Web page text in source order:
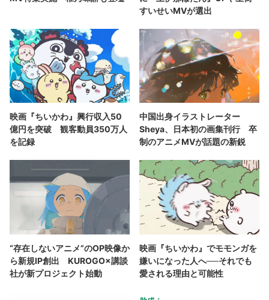
すいせいMVが選出
映画『ちいかわ』興行収入50
億円を突破 観客動員350万人
を記録
中国出身イラストレーター
Sheya、日本初の画集刊行 卒
制のアニメMVが話題の新鋭
“存在しないアニメ”のOP映像か
ら新規IP創出 KUROGO×講談
社が新プロジェクト始動
映画『ちいかわ』でモモンガを
嫌いになった人へ──それでも
愛される理由と可能性